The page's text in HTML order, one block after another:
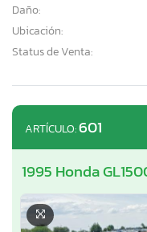
Daño:
Ubicación:
Status de Venta:
ARTÍCULO:601
1995 Honda